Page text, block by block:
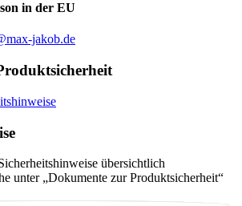
in der EU
jakob.de
übersichtlich
unter „Dokumente zur Produktsicherheit“